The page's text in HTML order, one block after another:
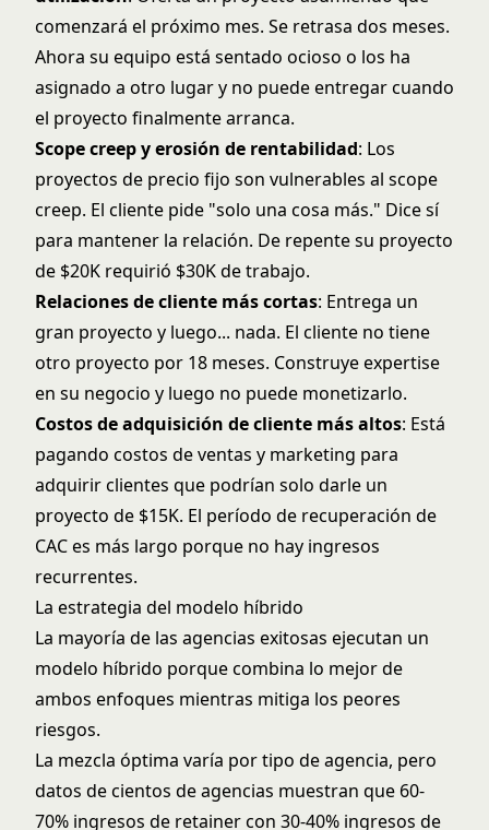
comenzará el próximo mes. Se retrasa dos meses.
Ahora su equipo está sentado ocioso o los ha
asignado a otro lugar y no puede entregar cuando
el proyecto finalmente arranca.
Scope creep y erosión de rentabilidad: Los
proyectos de precio fijo son vulnerables al scope
creep. El cliente pide "solo una cosa más." Dice sí
para mantener la relación. De repente su proyecto
de $20K requirió $30K de trabajo.
Relaciones de cliente más cortas: Entrega un
gran proyecto y luego... nada. El cliente no tiene
otro proyecto por 18 meses. Construye expertise
en su negocio y luego no puede monetizarlo.
Costos de adquisición de cliente más altos: Está
pagando costos de ventas y marketing para
adquirir clientes que podrían solo darle un
proyecto de $15K. El período de recuperación de
CAC es más largo porque no hay ingresos
recurrentes.
La estrategia del modelo híbrido
La mayoría de las agencias exitosas ejecutan un
modelo híbrido porque combina lo mejor de
ambos enfoques mientras mitiga los peores
riesgos.
La mezcla óptima varía por tipo de agencia, pero
datos de cientos de agencias muestran que 60-
70% ingresos de retainer con 30-40% ingresos de